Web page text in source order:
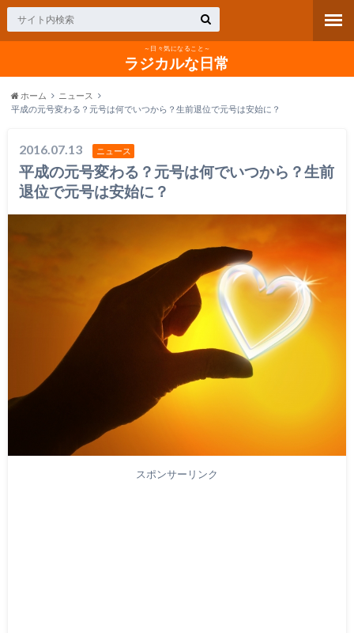
～日々気になること～
ラジカルな日常
ホーム
ニュース
平成の元号変わる？元号は何でいつから？生前退位で元号は安始に？
2016.07.13 ニュース
平成の元号変わる？元号は何でいつから？生前
退位で元号は安始に？
スポンサーリンク